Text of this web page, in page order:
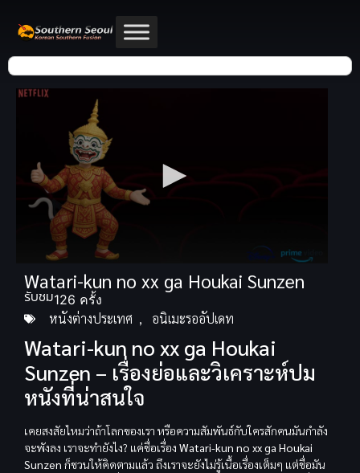
Watari-kun no xx ga Houkai Sunzen
รับชม126 ครั้ง
หนังต่างประเทศ , อนิเมะรออัปเดท
Watari-kun no xx ga Houkai
Sunzen – เรื่องย่อและวิเคราะห์ปม
หนังที่น่าสนใจ
เคยสงสัยไหมว่าถ้าโลกของเรา หรือความสัมพันธ์กับใครสักคนมันกำลัง
จะพังลง เราจะทำยังไง? แค่ชื่อเรื่อง Watari-kun no xx ga Houkai
Sunzen ก็ชวนให้คิดตามแล้ว ถึงเราจะยังไม่รู้เนื้อเรื่องเต็มๆ แต่ชื่อมัน